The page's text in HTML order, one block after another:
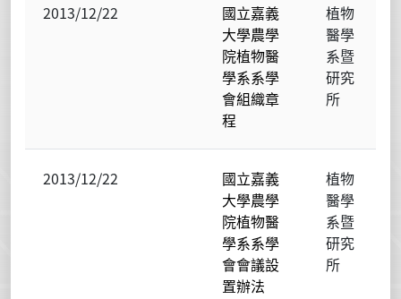
2013/12/22
國立嘉義
大學農學
院植物醫
學系系學
會組織章
程
植物
醫學
系暨
研究
所
2013/12/22
國立嘉義
大學農學
院植物醫
學系系學
會會議設
置辦法
植物
醫學
系暨
研究
所